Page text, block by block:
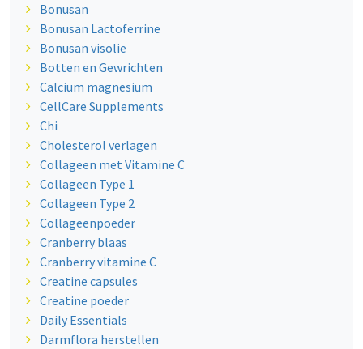
Bonusan
Bonusan Lactoferrine
Bonusan visolie
Botten en Gewrichten
Calcium magnesium
CellCare Supplements
Chi
Cholesterol verlagen
Collageen met Vitamine C
Collageen Type 1
Collageen Type 2
Collageenpoeder
Cranberry blaas
Cranberry vitamine C
Creatine capsules
Creatine poeder
Daily Essentials
Darmflora herstellen